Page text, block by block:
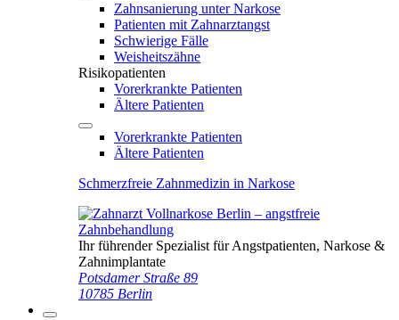
Zahnsanierung unter Narkose
Patienten mit Zahnarztangst
Schwierige Fälle
Weisheitszähne
Risikopatienten
Vorerkrankte Patienten
Ältere Patienten
Vorerkrankte Patienten
Ältere Patienten
Schmerzfreie Zahnmedizin in Narkose
Ihr führender Spezialist für Angstpatienten, Narkose &
Zahnimplantate
Potsdamer Straße 89
10785 Berlin